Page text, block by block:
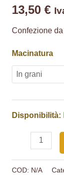
13,50€
Confezione
Macinatura
Disponibilità:
COD: N/A